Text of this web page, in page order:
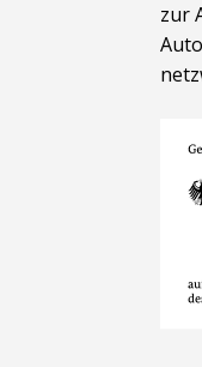
zur